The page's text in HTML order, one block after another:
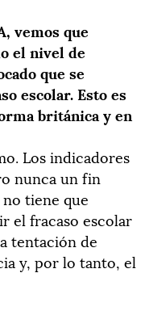
vemos que
el nivel de
que se
escolar. Esto es
británica y en
Los indicadores
nunca un fin
tiene que
el fracaso escolar
tentación de
y, por lo tanto, el